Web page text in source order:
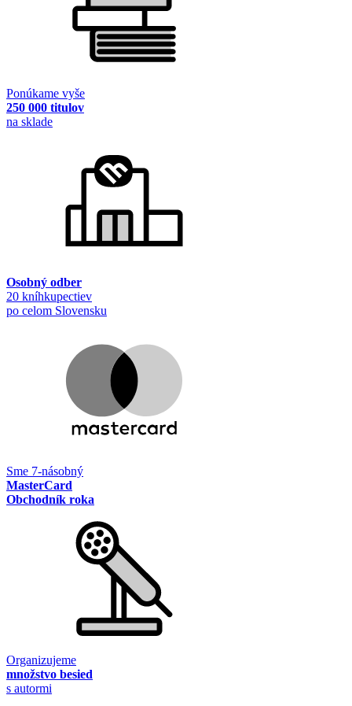
Ponúkame vyše
250 000 titulov
na sklade
Osobný odber
20 kníhkupectiev
po celom Slovensku
Sme 7-násobný
MasterCard
Obchodník roka
Organizujeme
množstvo besied
s autormi